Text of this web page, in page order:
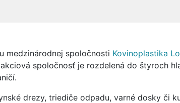
medzinárodnej spoločnosti Kovinoplastika
spoločnosť je rozdelená do štyroch
drezy, triediče odpadu, varné dosky či